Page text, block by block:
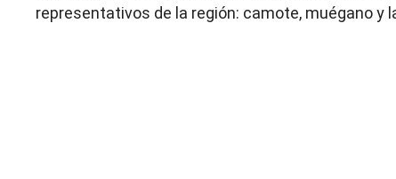
representativos de la región: camote, muégano y